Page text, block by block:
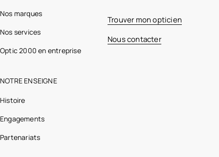
Nos marques
Nos services
Optic 2000 en entreprise
NOTRE ENSEIGNE
Histoire
Engagements
Partenariats
Trouver mon opticien
Nous contacter